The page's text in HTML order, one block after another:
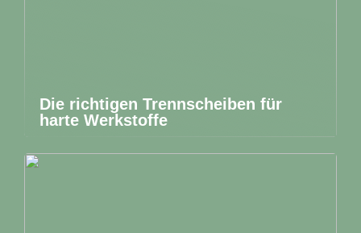
Die richtigen Trennscheiben für
harte Werkstoffe